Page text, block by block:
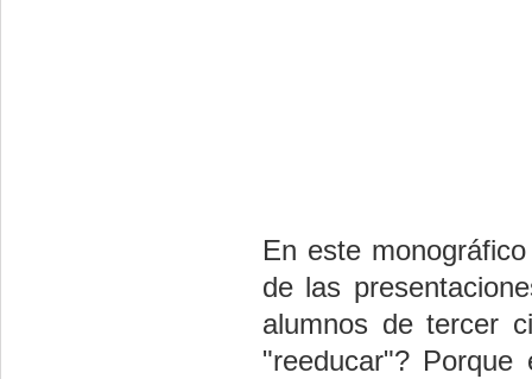
En este
de las
alumnos de tercer
"reeducar"? Porque